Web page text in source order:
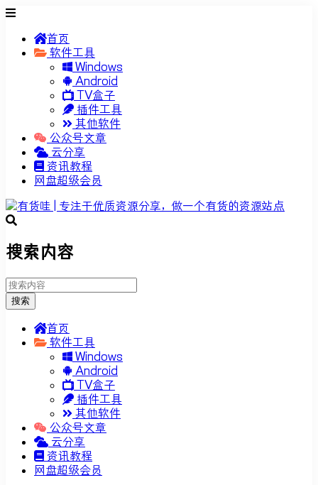
首页
软件工具
Windows
Android
TV盒子
插件工具
其他软件
公众号文章
云分享
资讯教程
网盘超级会员
搜索内容
搜索
首页
软件工具
Windows
Android
TV盒子
插件工具
其他软件
公众号文章
云分享
资讯教程
网盘超级会员